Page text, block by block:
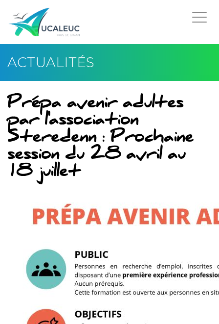
ACTUALITÉS
Prépa avenir adultes
par l'association
Steredenn : Prochaine
session du 28 avril au
18 juillet